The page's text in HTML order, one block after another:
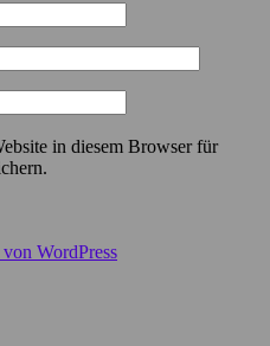
in diesem Browser für
WordPress